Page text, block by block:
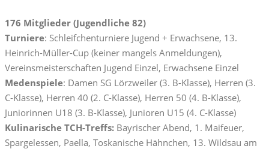
176 Mitglieder (Jugendliche 82)
Turniere: Schleifchenturniere Jugend + Erwachsene, 13.
Heinrich-Müller-Cup (keiner mangels Anmeldungen),
Vereinsmeisterschaften Jugend Einzel, Erwachsene Einzel
Medenspiele: Damen SG Lörzweiler (3. B-Klasse), Herren (3.
C-Klasse), Herren 40 (2. C-Klasse), Herren 50 (4. B-Klasse),
Juniorinnen U18 (3. B-Klasse), Junioren U15 (4. C-Klasse)
Kulinarische TCH-Treffs: Bayrischer Abend, 1. Maifeuer,
Spargelessen, Paella, Toskanische Hähnchen, 13. Wildsau am